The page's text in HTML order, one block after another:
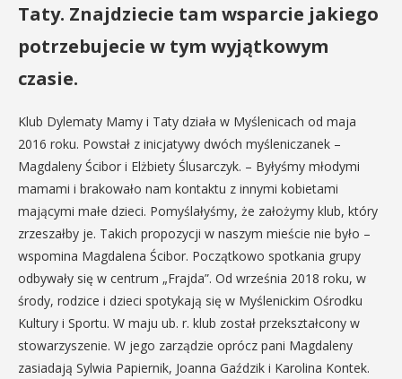
Taty. Znajdziecie tam wsparcie jakiego
potrzebujecie w tym wyjątkowym
czasie.
Klub Dylematy Mamy i Taty działa w Myślenicach od maja
2016 roku. Powstał z inicjatywy dwóch myśleniczanek –
Magdaleny Ścibor i Elżbiety Ślusarczyk. – Byłyśmy młodymi
mamami i brakowało nam kontaktu z innymi kobietami
mającymi małe dzieci. Pomyślałyśmy, że założymy klub, który
zrzeszałby je. Takich propozycji w naszym mieście nie było –
wspomina Magdalena Ścibor. Początkowo spotkania grupy
odbywały się w centrum „Frajda”. Od września 2018 roku, w
środy, rodzice i dzieci spotykają się w Myślenickim Ośrodku
Kultury i Sportu. W maju ub. r. klub został przekształcony w
stowarzyszenie. W jego zarządzie oprócz pani Magdaleny
zasiadają Sylwia Papiernik, Joanna Gaździk i Karolina Kontek.